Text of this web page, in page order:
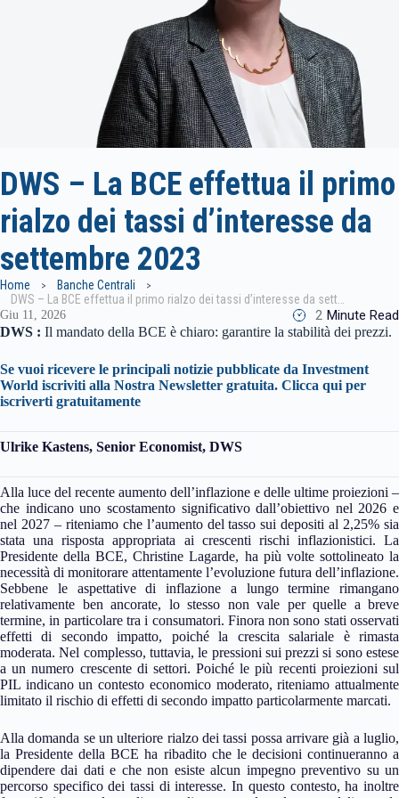
DWS – La BCE effettua il primo
rialzo dei tassi d’interesse da
settembre 2023
Home
Banche Centrali
Giu 11, 2026 2 Minute Read
DWS : Il mandato della BCE è chiaro: garantire la stabilità dei prezzi.
Se vuoi ricevere le principali notizie pubblicate da Investment
World iscriviti alla Nostra Newsletter gratuita. Clicca qui per
iscriverti gratuitamente
Ulrike Kastens, Senior Economist, DWS
Alla luce del recente aumento dell’inflazione e delle ultime proiezioni –
che indicano uno scostamento significativo dall’obiettivo nel 2026 e
nel 2027 – riteniamo che l’aumento del tasso sui depositi al 2,25% sia
stata una risposta appropriata ai crescenti rischi inflazionistici. La
Presidente della BCE, Christine Lagarde, ha più volte sottolineato la
necessità di monitorare attentamente l’evoluzione futura dell’inflazione.
Sebbene le aspettative di inflazione a lungo termine rimangano
relativamente ben ancorate, lo stesso non vale per quelle a breve
termine, in particolare tra i consumatori. Finora non sono stati osservati
effetti di secondo impatto, poiché la crescita salariale è rimasta
moderata. Nel complesso, tuttavia, le pressioni sui prezzi si sono estese
a un numero crescente di settori. Poiché le più recenti proiezioni sul
PIL indicano un contesto economico moderato, riteniamo attualmente
limitato il rischio di effetti di secondo impatto particolarmente marcati.
Alla domanda se un ulteriore rialzo dei tassi possa arrivare già a luglio,
la Presidente della BCE ha ribadito che le decisioni continueranno a
dipendere dai dati e che non esiste alcun impegno preventivo su un
percorso specifico dei tassi di interesse. In questo contesto, ha inoltre